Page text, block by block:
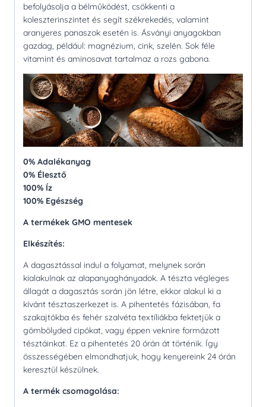
befolyásolja a bélműködést, csökkenti a
koleszterinszintet és segít székrekedés, valamint
aranyeres panaszok esetén is. Ásványi anyagokban
gazdag, például: magnézium, cink, szelén. Sok féle
vitamint és aminosavat tartalmaz a rozs gabona.
0% Adalékanyag
0% Élesztő
100% Íz
100% Egészség
A termékek GMO mentesek
Elkészítés:
A dagasztással indul a folyamat, melynek során
kialakulnak az alapanyaghányadok. A tészta végleges
állagát a dagasztás során jön létre, ekkor alakul ki a
kívánt tésztaszerkezet is. A pihentetés fázisában, fa
szakajtókba és fehér szalvéta textíliákba fektetjük a
gömbölyded cipókat, vagy éppen veknire formázott
tésztáinkat. Ez a pihentetés 20 órán át történik. Így
összességében elmondhatjuk, hogy kenyereink 24 órán
keresztül készülnek.
A termék csomagolása: